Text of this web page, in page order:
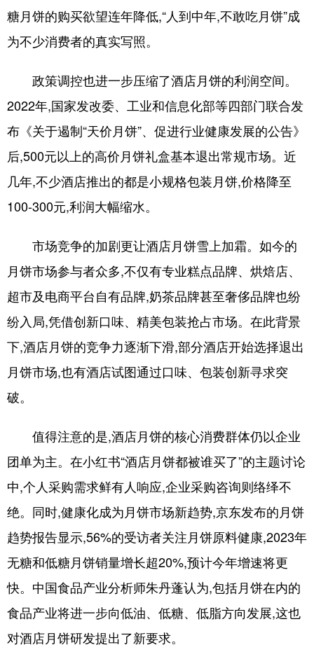
糖月饼的购买欲望连年降低,“人到中年,不敢吃月饼”成
为不少消费者的真实写照。
政策调控也进一步压缩了酒店月饼的利润空间。
2022年,国家发改委、工业和信息化部等四部门联合发
布《关于遏制“天价月饼”、促进行业健康发展的公告》
后,500元以上的高价月饼礼盒基本退出常规市场。近
几年,不少酒店推出的都是小规格包装月饼,价格降至
100-300元,利润大幅缩水。
市场竞争的加剧更让酒店月饼雪上加霜。如今的
月饼市场参与者众多,不仅有专业糕点品牌、烘焙店、
超市及电商平台自有品牌,奶茶品牌甚至奢侈品牌也纷
纷入局,凭借创新口味、精美包装抢占市场。在此背景
下,酒店月饼的竞争力逐渐下滑,部分酒店开始选择退出
月饼市场,也有酒店试图通过口味、包装创新寻求突
破。
值得注意的是,酒店月饼的核心消费群体仍以企业
团单为主。在小红书“酒店月饼都被谁买了”的主题讨论
中,个人采购需求鲜有人响应,企业采购咨询则络绎不
绝。同时,健康化成为月饼市场新趋势,京东发布的月饼
趋势报告显示,56%的受访者关注月饼原料健康,2023年
无糖和低糖月饼销量增长超20%,预计今年增速将更
快。中国食品产业分析师朱丹蓬认为,包括月饼在内的
食品产业将进一步向低油、低糖、低脂方向发展,这也
对酒店月饼研发提出了新要求。